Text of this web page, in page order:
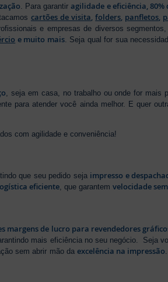
. Para garantiragilidade e eficiência,
cartões de visita,folders, panfletos,
e empresas de diversos
e muito mais. Seja qual for sua
, seja em casa, no trabalho ou onde for
para atender você ainda melhor. E quer
com agilidade e conveniência!
que seu pedido seja impresso e
eficiente, que garantemvelocidade
margens de lucro para revendedores
mais eficiência no seu negócio. Seja
sem abrir mão daexcelência na impressão